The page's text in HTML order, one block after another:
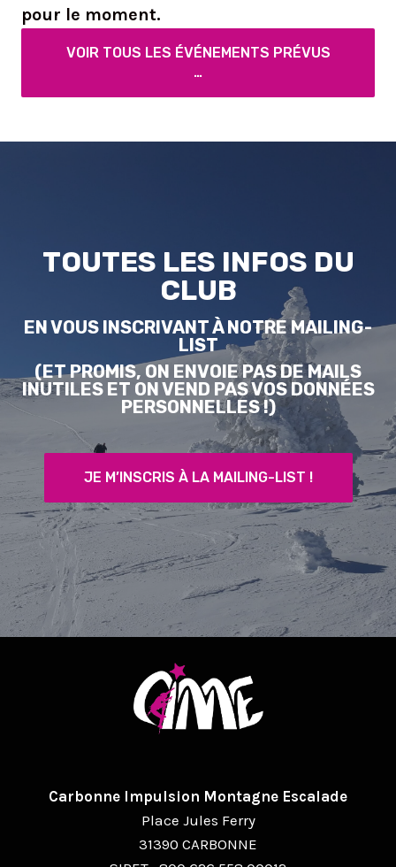
pour le moment.
VOIR TOUS LES ÉVÉNEMENTS PRÉVUS
…
TOUTES LES INFOS DU
CLUB
EN VOUS INSCRIVANT À NOTRE MAILING-
LIST
(ET PROMIS, ON ENVOIE PAS DE MAILS
INUTILES ET ON VEND PAS VOS DONNÉES
PERSONNELLES !)
JE M’INSCRIS À LA MAILING-LIST !
Carbonne Impulsion Montagne Escalade
Place Jules Ferry
31390 CARBONNE